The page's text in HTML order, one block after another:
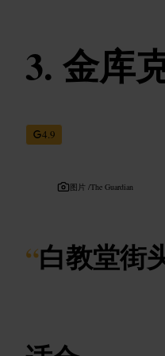
金库
4.9
图片 /The Guardian
“白教堂街